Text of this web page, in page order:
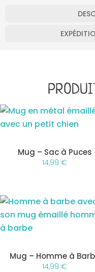
Mug – Sac à Puces
14,99€
Mug – Homme à
14,99€